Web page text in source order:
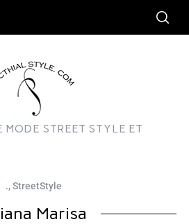
STREET STYLE ET
.,StreetStyle
Marisa